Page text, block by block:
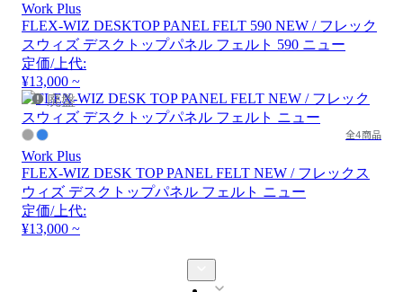
Work Plus
FLEX-WIZ DESKTOP PANEL FELT 590 NEW / フレック
スウィズ デスクトップパネル フェルト 590 ニュー
定価/上代:
¥13,000 ~
廃盤
全4商品
Work Plus
FLEX-WIZ DESK TOP PANEL FELT NEW / フレックス
ウィズ デスクトップパネル フェルト ニュー
定価/上代:
¥13,000 ~